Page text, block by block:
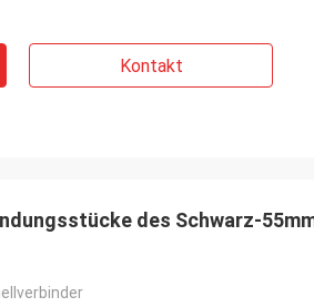
sind
Kontakt
des Schwarz-55mm